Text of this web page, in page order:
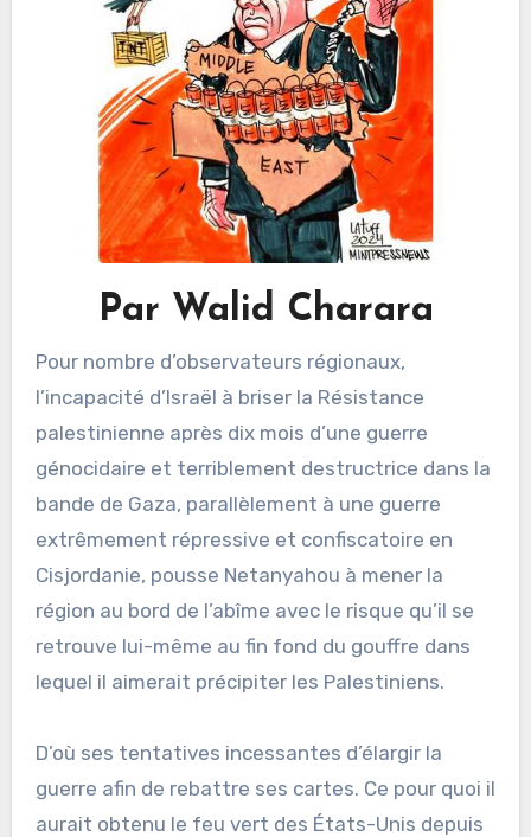
Par Walid Charara
Pour nombre d’observateurs régionaux,
l’incapacité d’Israël à briser la Résistance
palestinienne après dix mois d’une guerre
génocidaire et terriblement destructrice dans la
bande de Gaza, parallèlement à une guerre
extrêmement répressive et confiscatoire en
Cisjordanie, pousse Netanyahou à mener la
région au bord de l’abîme avec le risque qu’il se
retrouve lui-même au fin fond du gouffre dans
lequel il aimerait précipiter les Palestiniens.
D’où ses tentatives incessantes d’élargir la
guerre afin de rebattre ses cartes. Ce pour quoi il
aurait obtenu le feu vert des États-Unis depuis